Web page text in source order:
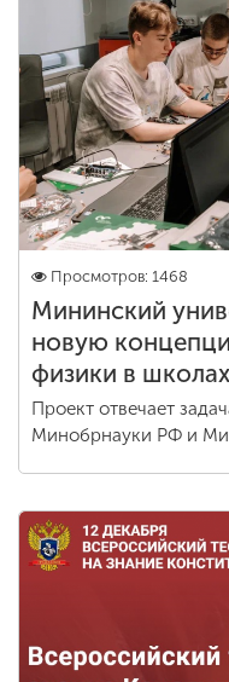
Просмотров: 1468
Мининский
новую
физики в
Проект отвечает
Минобрнауки РФ и